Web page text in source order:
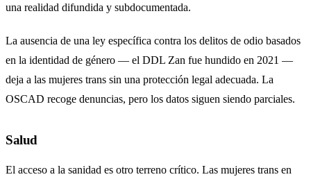
una realidad difundida y subdocumentada.
La ausencia de una ley específica contra los delitos de odio basados
en la identidad de género — el DDL Zan fue hundido en 2021 —
deja a las mujeres trans sin una protección legal adecuada. La
OSCAD recoge denuncias, pero los datos siguen siendo parciales.
Salud
El acceso a la sanidad es otro terreno crítico. Las mujeres trans en